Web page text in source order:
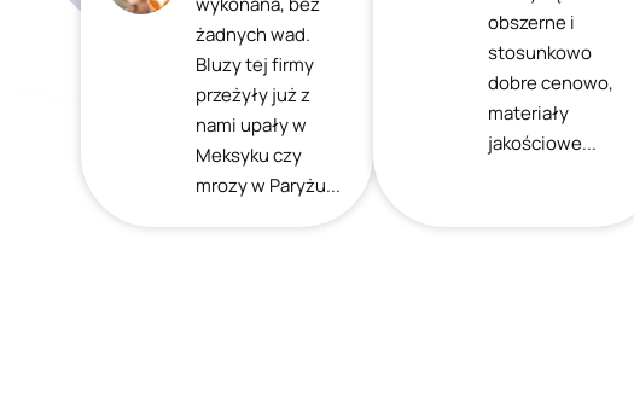
żadnych wad.
Bluzy tej firmy
przeżyły już z
nami upały w
Meksyku czy
mrozy w Paryżu...
obszerne i
stosunkowo
dobre cenowo,
materiały
jakościowe...